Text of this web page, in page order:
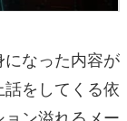
なった内容が
をしてくる依